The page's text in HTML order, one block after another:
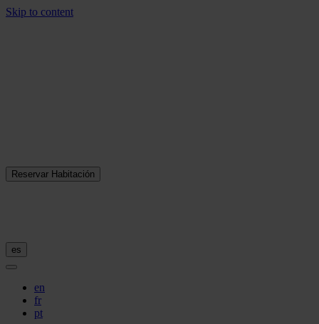
Skip to content
Reservar Habitación
es
en
fr
pt